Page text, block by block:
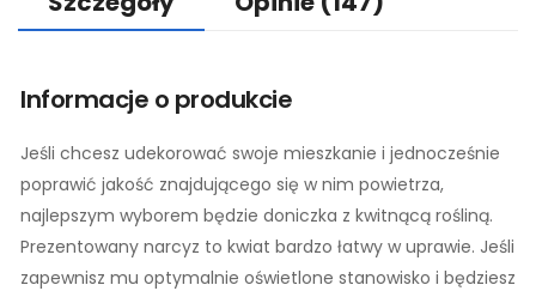
Informacje o produkcie
Jeśli chcesz udekorować swoje mieszkanie i jednocześnie
poprawić jakość znajdującego się w nim powietrza,
najlepszym wyborem będzie doniczka z kwitnącą rośliną.
Prezentowany narcyz to kwiat bardzo łatwy w uprawie. Jeśli
zapewnisz mu optymalnie oświetlone stanowisko i będziesz